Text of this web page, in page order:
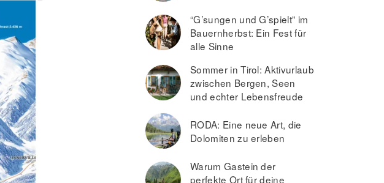
“G’sungen und G’spielt” im
Bauernherbst: Ein Fest für
alle Sinne
Sommer in Tirol: Aktivurlaub
zwischen Bergen, Seen
und echter Lebensfreude
RODA: Eine neue Art, die
Dolomiten zu erleben
Warum Gastein der
perfekte Ort für deine